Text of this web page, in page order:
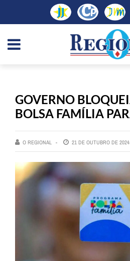
GOVERNO
BOLSA FAMÍLIA
O REGIONAL 21 DE OUTUBRO DE 2024